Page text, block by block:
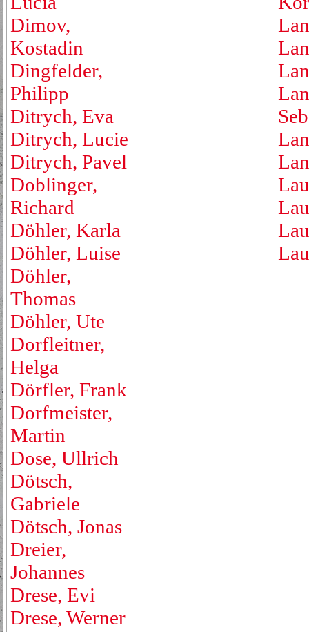
Dimov,
Kostadin
Dingfelder,
Philipp
Ditrych, Eva
Ditrych, Lucie
Ditrych, Pavel
Doblinger,
Richard
Döhler, Karla
Döhler, Luise
Döhler,
Thomas
Döhler, Ute
Dorfleitner,
Helga
Dörfler, Frank
Dorfmeister,
Martin
Dose, Ullrich
Dötsch,
Gabriele
Dötsch, Jonas
Dreier,
Johannes
Drese, Evi
Drese, Werner